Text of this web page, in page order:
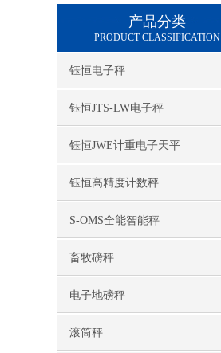
产品分类
PRODUCT CLASSIFICATION
钰恒电子秤
钰恒JTS-LW电子秤
钰恒JWE计重电子天平
钰恒高精度计数秤
S-OMS全能智能秤
畜牧磅秤
电子地磅秤
滚筒秤